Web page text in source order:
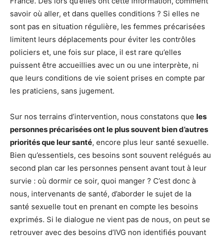
savoir où aller, et dans quelles conditions ? Si elles ne
sont pas en situation régulière, les femmes précarisées
limitent leurs déplacements pour éviter les contrôles
policiers et, une fois sur place, il est rare qu’elles
puissent être accueillies avec un ou une interprète, ni
que leurs conditions de vie soient prises en compte par
les praticiens, sans jugement.
Sur nos terrains d’intervention, nous constatons que les
personnes précarisées ont le plus souvent bien d’autres
priorités que leur santé, encore plus leur santé sexuelle.
Bien qu’essentiels, ces besoins sont souvent relégués au
second plan car les personnes pensent avant tout à leur
survie : où dormir ce soir, quoi manger ? C’est donc à
nous, intervenants de santé, d’aborder le sujet de la
santé sexuelle tout en prenant en compte les besoins
exprimés. Si le dialogue ne vient pas de nous, on peut se
retrouver avec des besoins d’IVG non identifiés pouvant